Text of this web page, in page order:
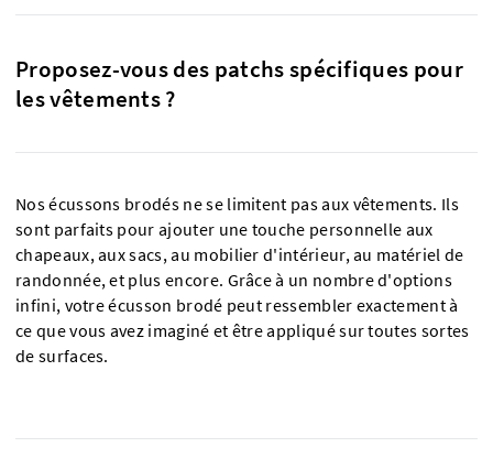
Proposez-vous des patchs spécifiques pour
les vêtements ?
Nos écussons brodés ne se limitent pas aux vêtements. Ils
sont parfaits pour ajouter une touche personnelle aux
chapeaux, aux sacs, au mobilier d'intérieur, au matériel de
randonnée, et plus encore. Grâce à un nombre d'options
infini, votre écusson brodé peut ressembler exactement à
ce que vous avez imaginé et être appliqué sur toutes sortes
de surfaces.